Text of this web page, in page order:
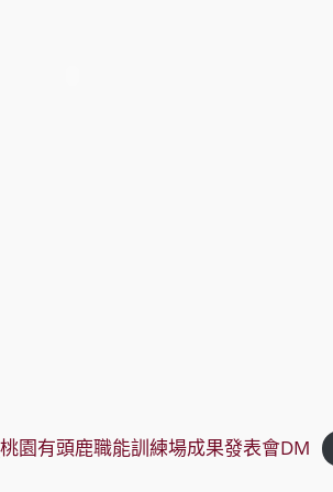
園有頭鹿職能訓練場成果發表會DM